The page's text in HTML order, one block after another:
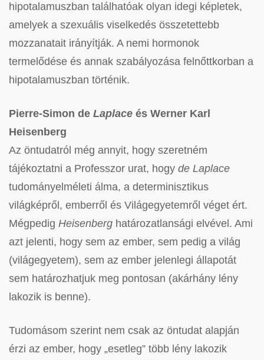
hipotalamuszban találhatóak olyan idegi képletek,
amelyek a szexuális viselkedés összetettebb
mozzanatait irányítják. A nemi hormonok
termelődése és annak szabályozása felnőttkorban a
hipotalamuszban történik.
Pierre-Simon de Laplace és Werner Karl
Heisenberg
Az öntudatról még annyit, hogy szeretném
tájékoztatni a Professzor urat, hogy de Laplace
tudományelméleti álma, a determinisztikus
világképről, emberről és Világegyetemről véget ért.
Mégpedig Heisenberg határozatlansági elvével. Ami
azt jelenti, hogy sem az ember, sem pedig a világ
(világegyetem), sem az ember jelenlegi állapotát
sem határozhatjuk meg pontosan (akárhány lény
lakozik is benne).
Tudomásom szerint nem csak az öntudat alapján
érzi az ember, hogy „esetleg” több lény lakozik